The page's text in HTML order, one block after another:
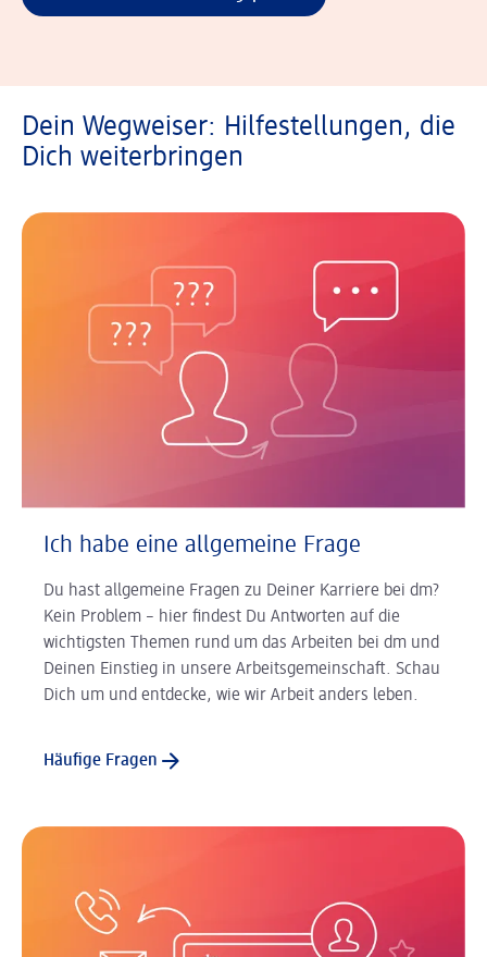
Dein Wegweiser: Hilfestellungen, die
Dich weiterbringen
Ich habe eine allgemeine Frage
Du hast allgemeine Fragen zu Deiner Karriere bei dm?
Kein Problem – hier findest Du Antworten auf die
wichtigsten Themen rund um das Arbeiten bei dm und
Deinen Einstieg in unsere Arbeitsgemeinschaft. Schau
Dich um und entdecke, wie wir Arbeit anders leben.
Häufige Fragen